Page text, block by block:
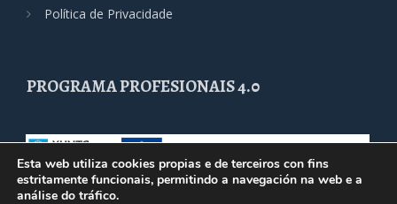
Política de Privacidade
PROGRAMA PROFESIONAIS 4.0
Esta web utiliza cookies propias e de terceiros con fins
estritamente funcionais, permitindo a navegación na web e a
análise do tráfico.